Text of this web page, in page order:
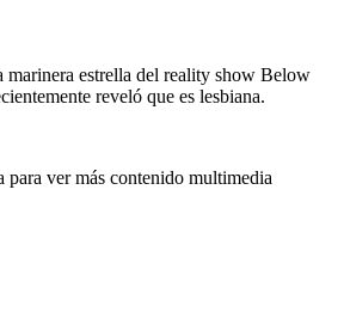
marinera estrella del reality show Below
reveló que es lesbiana.
para ver más contenido multimedia